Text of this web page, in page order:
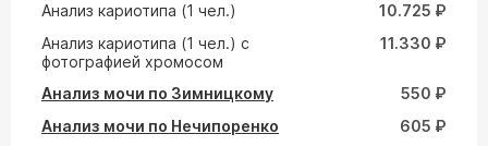
Анализ кариотипа (1 чел.)
10.725 ₽
Анализ кариотипа (1 чел.) с
фотографией хромосом
11.330 ₽
Анализ мочи по Зимницкому
550 ₽
Анализ мочи по Нечипоренко
605 ₽